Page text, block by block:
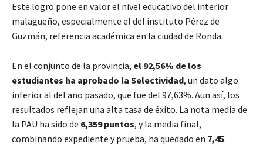
Este logro pone en valor el nivel educativo del interior
malagueño, especialmente el del instituto Pérez de
Guzmán, referencia académica en la ciudad de Ronda.
En el conjunto de la provincia, el 92,56% de los
estudiantes ha aprobado la Selectividad, un dato algo
inferior al del año pasado, que fue del 97,63%. Aun así, los
resultados reflejan una alta tasa de éxito. La nota media de
la PAU ha sido de 6,359 puntos, y la media final,
combinando expediente y prueba, ha quedado en 7,45.